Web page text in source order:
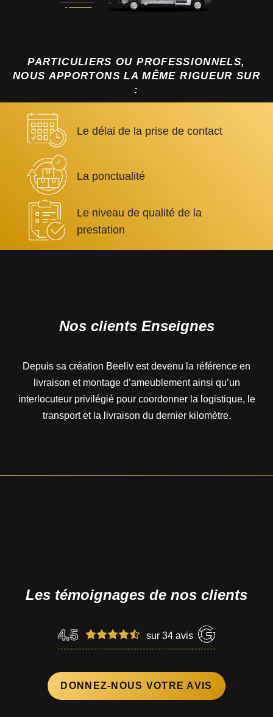
PARTICULIERS OU PROFESSIONNELS,
NOUS APPORTONS LA MÊME RIGUEUR SUR
:
Le délai de la prise de contact
La ponctualité
Le niveau de qualité de la
prestation
Nos clients Enseignes
Depuis sa création Beeliv est devenu la référence en
livraison et montage d’ameublement ainsi qu’un
interlocuteur privilégié pour coordonner la logistique, le
transport et la livraison du dernier kilomètre.
Les témoignages de nos clients
4.5 sur 34 avis
DONNEZ-NOUS VOTRE AVIS